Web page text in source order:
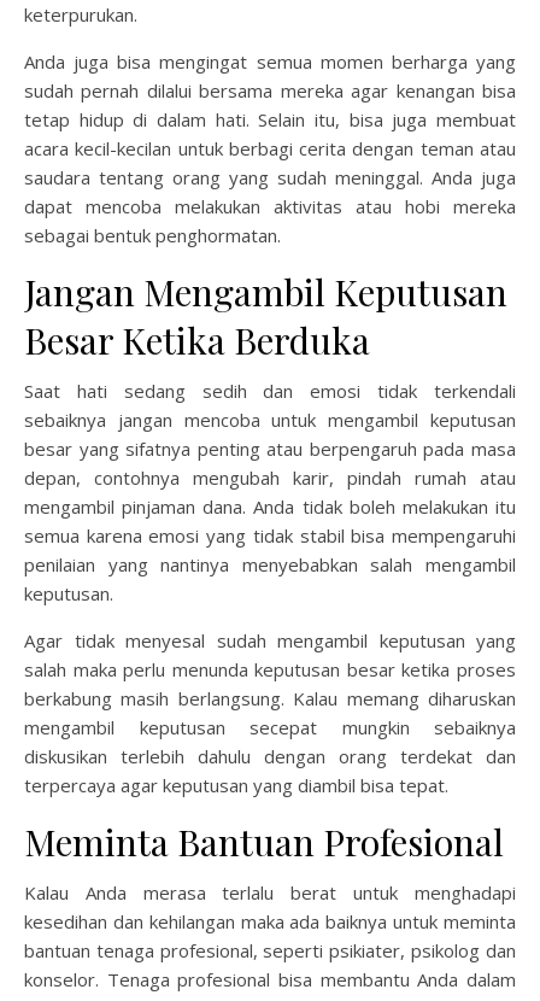
keterpurukan.
Anda juga bisa mengingat semua momen berharga yang
sudah pernah dilalui bersama mereka agar kenangan bisa
tetap hidup di dalam hati. Selain itu, bisa juga membuat
acara kecil-kecilan untuk berbagi cerita dengan teman atau
saudara tentang orang yang sudah meninggal. Anda juga
dapat mencoba melakukan aktivitas atau hobi mereka
sebagai bentuk penghormatan.
Jangan Mengambil Keputusan
Besar Ketika Berduka
Saat hati sedang sedih dan emosi tidak terkendali
sebaiknya jangan mencoba untuk mengambil keputusan
besar yang sifatnya penting atau berpengaruh pada masa
depan, contohnya mengubah karir, pindah rumah atau
mengambil pinjaman dana. Anda tidak boleh melakukan itu
semua karena emosi yang tidak stabil bisa mempengaruhi
penilaian yang nantinya menyebabkan salah mengambil
keputusan.
Agar tidak menyesal sudah mengambil keputusan yang
salah maka perlu menunda keputusan besar ketika proses
berkabung masih berlangsung. Kalau memang diharuskan
mengambil keputusan secepat mungkin sebaiknya
diskusikan terlebih dahulu dengan orang terdekat dan
terpercaya agar keputusan yang diambil bisa tepat.
Meminta Bantuan Profesional
Kalau Anda merasa terlalu berat untuk menghadapi
kesedihan dan kehilangan maka ada baiknya untuk meminta
bantuan tenaga profesional, seperti psikiater, psikolog dan
konselor. Tenaga profesional bisa membantu Anda dalam